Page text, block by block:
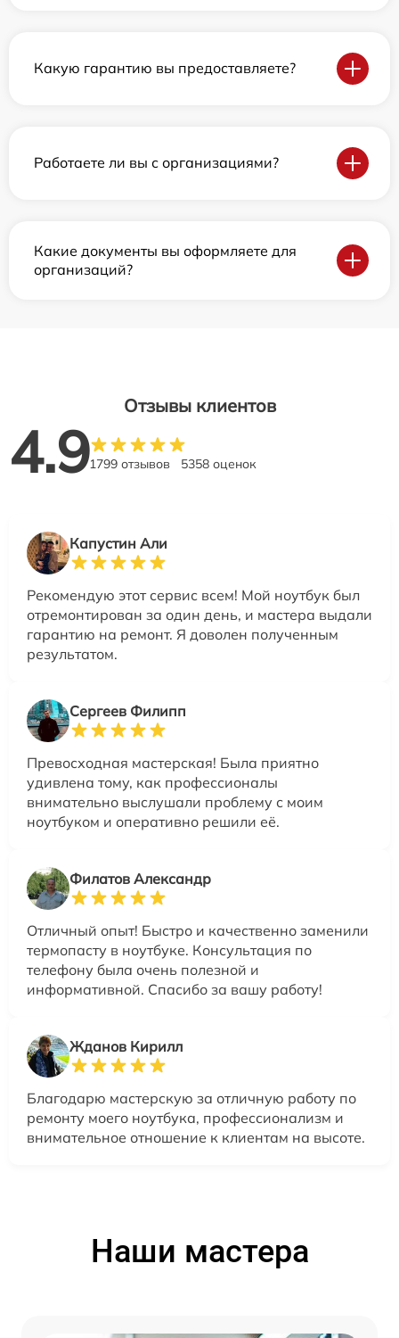
Какую гарантию вы предоставляете?
Работаете ли вы с организациями?
Какие документы вы оформляете для
организаций?
Отзывы клиентов
4.91799 отзывов 5358 оценок
Капустин Али
Рекомендую этот сервис всем! Мой ноутбук был
отремонтирован за один день, и мастера выдали
гарантию на ремонт. Я доволен полученным
результатом.
Сергеев Филипп
Превосходная мастерская! Была приятно
удивлена тому, как профессионалы
внимательно выслушали проблему с моим
ноутбуком и оперативно решили её.
Филатов Александр
Отличный опыт! Быстро и качественно заменили
термопасту в ноутбуке. Консультация по
телефону была очень полезной и
информативной. Спасибо за вашу работу!
Жданов Кирилл
Благодарю мастерскую за отличную работу по
ремонту моего ноутбука, профессионализм и
внимательное отношение к клиентам на высоте.
Наши мастера